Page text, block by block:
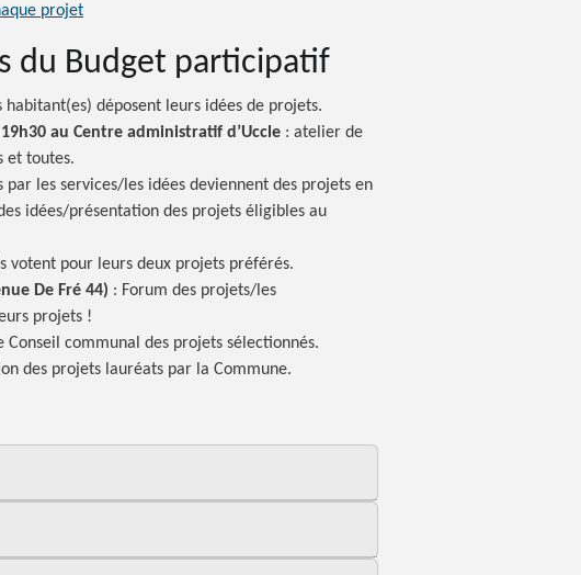
projet
du Budget participatif
habitant(es) déposent leurs idées de projets.
au Centre administratif d’Uccle : atelier de
et toutes.
par les services/les idées deviennent des projets en
idées/présentation des projets éligibles au
votent pour leurs deux projets préférés.
De Fré 44) : Forum des projets/les
projets !
Conseil communal des projets sélectionnés.
des projets lauréats par la Commune.